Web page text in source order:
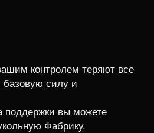
контролем теряют все
силу и
поддержки вы можете
Фабрику.